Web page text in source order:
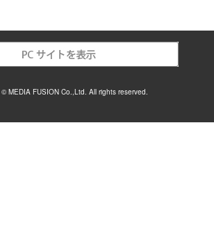
MEDIA FUSION Co.,Ltd. All rights reserved.